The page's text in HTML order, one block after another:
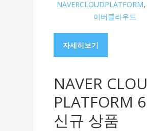
NAVERCLOUDPLATFORM,
이버클라우드
자세히보기
NAVER
PLATFORM
신규 상품